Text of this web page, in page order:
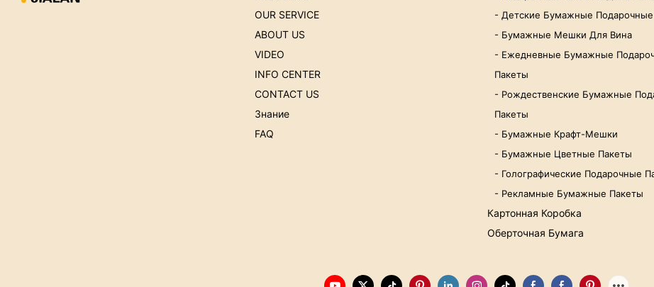
OUR SERVICE
ABOUT US
VIDEO
INFO CENTER
CONTACT US
Знание
FAQ
- Детские Бумажные
- Бумажные Мешки Для Вина
- Ежедневные Бумажные
Пакеты
- Рождественские Бумажные
Пакеты
- Бумажные Крафт-Мешки
- Бумажные Цветные Пакеты
- Голографические Подарочные
- Рекламные Бумажные Пакеты
Картонная Коробка
Оберточная Бумага